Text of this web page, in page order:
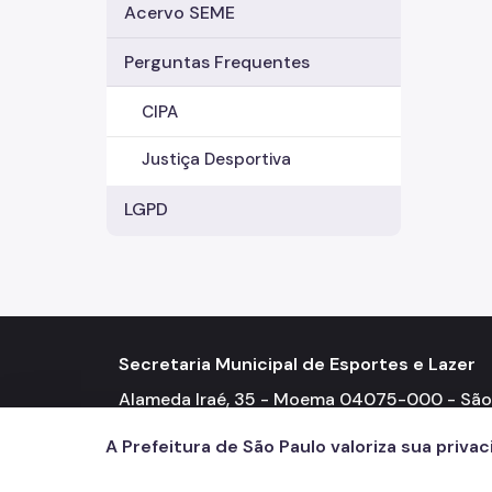
Acervo SEME
Perguntas Frequentes
CIPA
Justiça Desportiva
LGPD
Secretaria Municipal de Esportes e Lazer
Alameda Iraé, 35 - Moema 04075-000 - São
A Prefeitura de São Paulo valoriza sua